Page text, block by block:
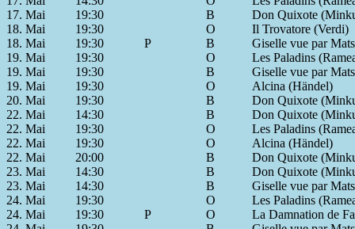
17. Mai
19:30 B
Don Quixote
18. Mai
19:30 O
Il Trovatore (Verdi)
18. Mai
19:30 P B
Giselle vue par
19. Mai
19:30 O
Les Paladins
19. Mai
19:30 B
Giselle vue par
19. Mai
19:30 O
Alcina (Händel)
20. Mai
19:30 B
Don Quixote
22. Mai
14:30 B
Don Quixote
22. Mai
19:30 O
Les Paladins
22. Mai
19:30 O
Alcina (Händel)
22. Mai
20:00 B
Don Quixote
23. Mai
14:30 B
Don Quixote
23. Mai
14:30 B
Giselle vue par
24. Mai
19:30 O
Les Paladins
24. Mai
19:30 P O
La Damnation de